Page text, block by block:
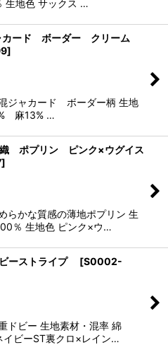
生地色 サックス …
ード ボーダー クリーム
]
ジャカード ボーダー柄 生地
麻13% …
織 ポプリン ピンク×ウグイス
]
らかな質感の薄地ポプリン 生
％ 生地色 ピンク×ウ…
ーストライプ [S0002-
ドビー 生地素材・混率 綿
イビーST裏クロ×レイン…